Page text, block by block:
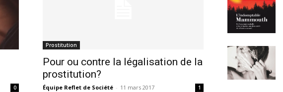
0
Prostitution
Pour ou contre la légalisation de la
prostitution?
Équipe Reflet de Société - 11 mars 2017 1